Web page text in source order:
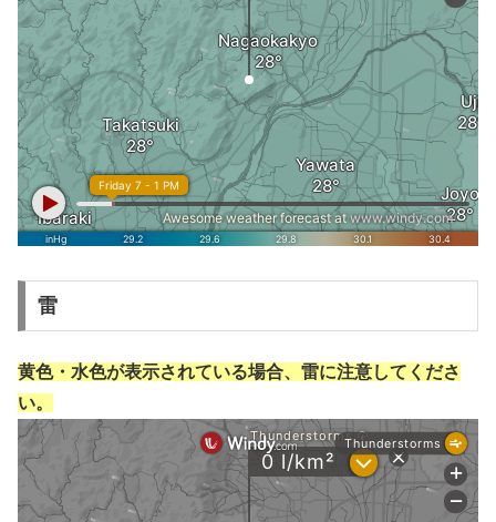
雷
黄色・水色が表示されている場合、雷に注意してくださ
い。